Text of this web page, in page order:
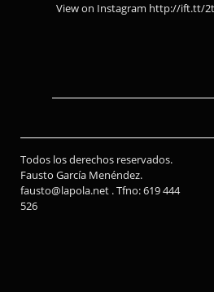
View on Instagram http://ift.tt/
Todos los derechos reservados.
Fausto García Menéndez.
fausto@lapola.net . Tfno: 619 444
526